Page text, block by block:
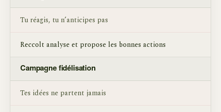
Tu réagis, tu n’anticipes pas
Reccolt analyse et propose les bonnes actions
Campagne fidélisation
Tes idées ne partent jamais